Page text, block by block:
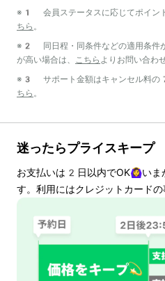
※1 会員ステータスに応じてポイン
ちら 。
※2 同日程・同条件などの適用条件
が高い場合は、
こちら よりお問い合わ
※3 サポート金額はキャンセル料の
ちら 。
迷ったらプライスキープ
お支払いは 2 日以内でOK🙆‍♀️いま
す。利用にはクレジットカードの